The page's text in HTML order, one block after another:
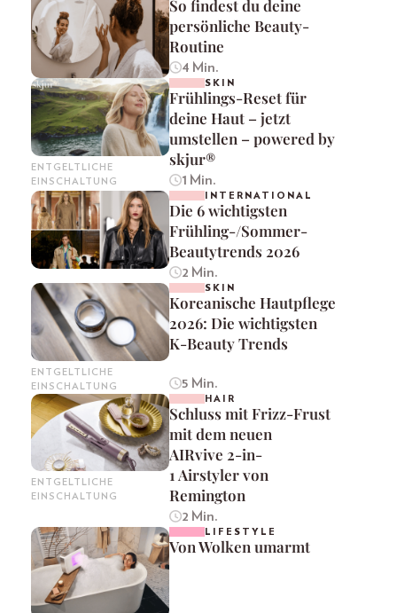
So findest du deine
persönliche Beauty-
Routine
4 Min.
ENTGELTLICHE
EINSCHALTUNG
SKIN
Frühlings-Reset für
deine Haut – jetzt
umstellen – powered by
skjur®
1 Min.
INTERNATIONAL
Die 6 wichtigsten
Frühling-/Sommer-
Beautytrends 2026
2 Min.
ENTGELTLICHE
EINSCHALTUNG
SKIN
Koreanische Hautpflege
2026: Die wichtigsten
K-Beauty Trends
5 Min.
ENTGELTLICHE
EINSCHALTUNG
HAIR
Schluss mit Frizz-Frust
mit dem neuen
AIRvive 2-in-
1 Airstyler von
Remington
2 Min.
LIFESTYLE
Von Wolken umarmt